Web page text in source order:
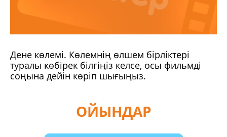
Дене көлемі. Көлемнің өлшем бірліктері
туралы көбірек білгіңіз келсе, осы фильмді
соңына дейін көріп шығыңыз.
ОЙЫНДАР